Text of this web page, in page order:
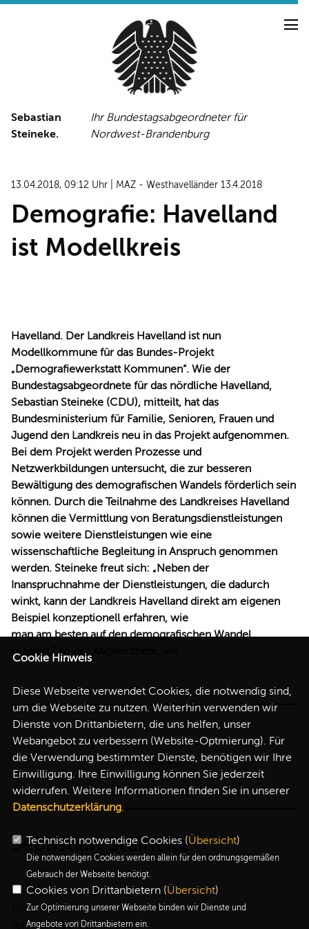
Sebastian
Steineke.
Ihr Bundestagsabgeordneter für
Nordwest-Brandenburg
NEUIGKEITEN
PRESSEFOTOS
REDEN
13.04.2018, 09:12 Uhr | MAZ - Westhavelländer 13.4.2018
Demografie: Havelland
ist Modellkreis
Havelland. Der Landkreis Havelland ist nun
Modellkommune für das Bundes-Projekt
Demografiewerkstatt Kommunen“. Wie der
Bundestagsabgeordnete für das nördliche Havelland,
Sebastian Steineke (CDU), mitteilt, hat das
Bundesministerium für Familie, Senioren, Frauen und
Jugend den Landkreis neu in das Projekt aufgenommen.
Bei dem Projekt werden Prozesse und
Netzwerkbildungen untersucht, die zur besseren
Bewältigung des demografischen Wandels förderlich sein
können. Durch die Teilnahme des Landkreises Havelland
können die Vermittlung von Beratungsdienstleistungen
sowie weitere Dienstleistungen wie eine
wissenschaftliche Begleitung in Anspruch genommen
werden. Steineke freut sich: „Neben der
Inanspruchnahme der Dienstleistungen, die dadurch
winkt, kann der Landkreis Havelland direkt am eigenen
Beispiel konzeptionell erfahren, wie
man am besten auf den demografischen Wandel
reagiert,“ so der Abgeordnete. wil
IMPRESSUM
DATENSCHUTZ
Sebastian Steineke
Platz der Republik 1
11011 Berlin
Telefon: 030-227-72257
Cookie Hinweis
Diese Webseite verwendet Cookies, die notwendig sind,
um die Webseite zu nutzen. Weiterhin verwenden wir
Dienste von Drittanbietern, die uns helfen, unser
Webangebot zu verbessern (Website-Optmierung). Für
die Verwendung bestimmter Dienste, benötigen wir Ihre
Einwilligung. Ihre Einwilligung können Sie jederzeit
widerrufen. Weitere Informationen finden Sie in unserer
Datenschutzerklärung.
Technisch notwendige Cookies (Übersicht)
Die notwendigen Cookies werden allein für den ordnungsgemäßen
Gebrauch der Webseite benötigt.
Cookies von Drittanbietern (Übersicht)
Zur Optimierung unserer Webseite binden wir Dienste und
Angebote von Drittanbietern ein.